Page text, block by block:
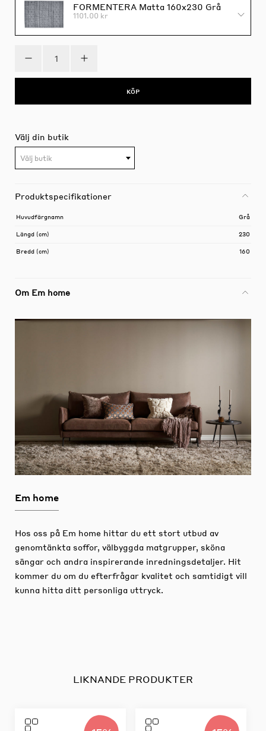
FORMENTERA Matta 160x230 Grå
1101.00 kr
KÖP
Välj din butik
Välj butik
Produktspecifikationer
Huvudfärgnamn Grå
Längd (cm) 230
Bredd (cm) 160
Om Em home
Em home
Hos oss på Em home hittar du ett stort utbud av
genomtänkta soffor, välbyggda matgrupper, sköna
sängar och andra inspirerande inredningsdetaljer. Hit
kommer du om du efterfrågar kvalitet och samtidigt vill
kunna hitta ditt personliga uttryck.
LIKNANDE PRODUKTER